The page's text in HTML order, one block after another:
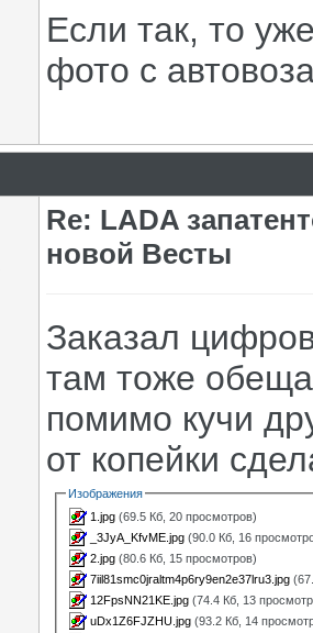
Если так, то
фото с
Re: LADA
новой Весты
Заказал
там тоже
помимо кучи
от копейки
Изображения
1.jpg (69.5 Кб, 20 просмотров)
_3JyA_KfvME.jpg (90.0 Кб, 16
2.jpg (80.6 Кб, 15 просмотров)
7iil81smc0jraltm4p6ry9en2e37lru3.jpg
12FpsNN21KE.jpg (74.4 Кб, 13
uDx1Z6FJZHU.jpg (93.2 Кб, 14